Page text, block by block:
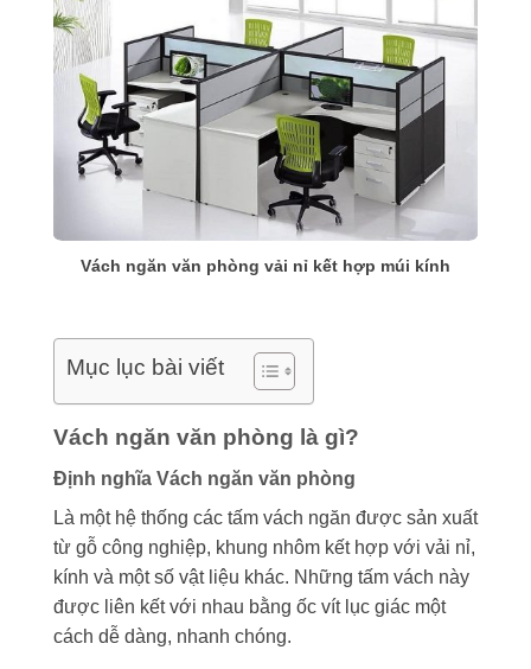
Vách ngăn văn phòng vải nỉ kết hợp múi kính
Mục lục bài viết
Vách ngăn văn phòng là gì?
Định nghĩa Vách ngăn văn phòng
Là một hệ thống các tấm vách ngăn được sản xuất
từ gỗ công nghiệp, khung nhôm kết hợp với vải nỉ,
kính và một số vật liệu khác. Những tấm vách này
được liên kết với nhau bằng ốc vít lục giác một
cách dễ dàng, nhanh chóng.